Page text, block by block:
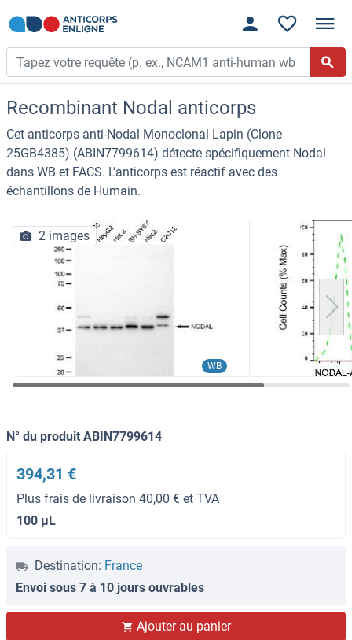
Recombinant Nodal anticorps
Cet anticorps anti-Nodal Monoclonal Lapin (Clone
25GB4385) (ABIN7799614) détecte spécifiquement Nodal
dans WB et FACS. L’anticorps est réactif avec des
échantillons de Humain.
WB
2 images
N° du produit ABIN7799614
394,31 €
Plus frais de livraison 40,00 € et TVA
100 μL
Destination: France
Envoi sous 7 à 10 jours ouvrables
Ajouter au panier